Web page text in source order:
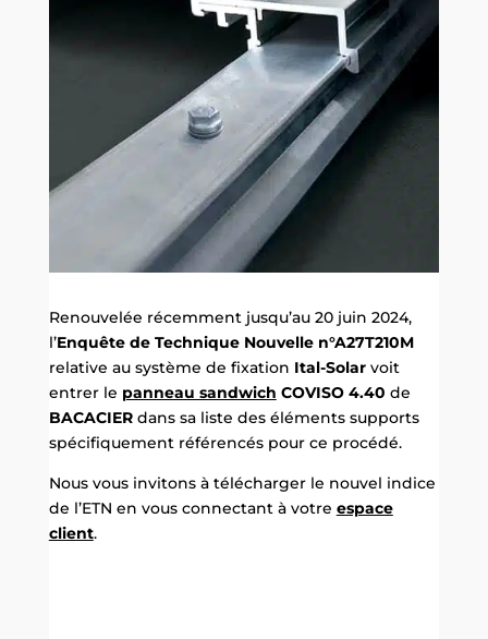
Renouvelée récemment jusqu’au 20 juin 2024,
l’Enquête de Technique Nouvelle n°A27T210M
relative au système de fixation Ital-Solarvoit
entrer le panneau sandwich COVISO 4.40 de
BACACIERdans sa liste des éléments supports
spécifiquement référencés pour ce procédé.
Nous vous invitons à télécharger le nouvel indice
de l’ETN en vous connectant à votre espace
client.